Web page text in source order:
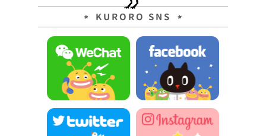
KURORO SNS